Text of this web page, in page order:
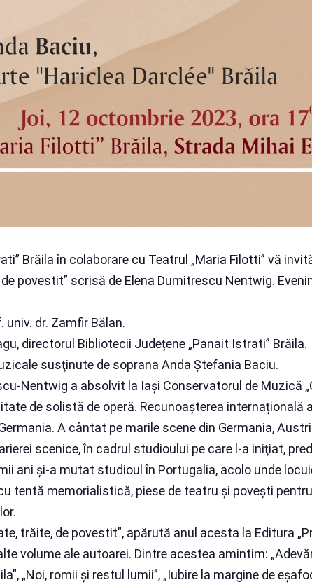
Brăila în colaborare cu Teatrul „Maria Filotti” vă
povestit” scrisă de Elena Dumitrescu Nentwig.
univ. dr. Zamfir Bălan.
directorul Bibliotecii Județene „Panait Istrati” Brăila.
susţinute de soprana Anda Ștefania Baciu.
Nentwig a absolvit la Iaşi Conservatorul de Muzică
de solistă de operă. Recunoașterea internațională
A cântat pe marile scene din Germania,
scenice, în cadrul studioului pe care l-a iniţiat,
ani şi-a mutat studioul în Portugalia, acolo unde
tentă memorialistică, piese de teatru și povești
trăite, de povestit”, apărută anul acesta la Editura
volume ale autoarei. Dintre acestea amintim:
„Noi, romii și restul lumii”, „Iubire la margine de